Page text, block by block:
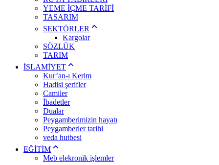
YEME İÇME TARİFİ
TASARIM
SEKTÖRLER
Kargolar
SÖZLÜK
TARIM
İSLAMİYET
Kur’an-ı Kerim
Hadisi şerifler
Camiler
İbadetler
Dualar
Peygamberimizin hayatı
Peygamberler tarihi
veda hutbesi
EĞİTİM
Meb elekronik işlemler